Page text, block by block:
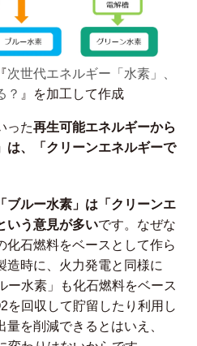
次世代エネルギー「水素」、
？ 』を加工して作成
った再生可能エネルギーから
は、「クリーンエネルギーで
ブルー水素」は「クリーンエ
いう意見が多いです。なぜな
化石燃料をベースとして作ら
造時に、火力発電と同様に
ー水素」も化石燃料をベース
を回収して貯留したり利用し
を削減できるとはいえ、